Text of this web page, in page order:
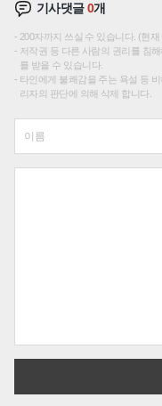
기사댓글0개
200자까지 쓰실 수 있습니다. (현재
저작권 등 다른 사람의 권리를 침
를 받을 수 있습니다.
타인에게 불쾌감을 주는 욕설 등
리자의 판단에 의해 삭제 합니다.